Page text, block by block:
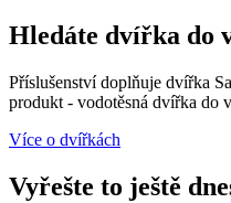
Hledáte dvířka do
Příslušenství doplňuje dvířka
produkt - vodotěsná dvířka do
Více o dvířkách
Vyřešte to ještě